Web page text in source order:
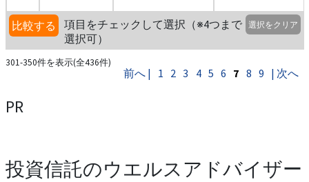
比較する
項目をチェックして選択（※4つまで
選択可）
選択をクリア
301-350件を表示(全436件)
前へ | 1 2 3 4 5 6 7 8 9 | 次へ
PR
投資信託のウエルスアドバイザー